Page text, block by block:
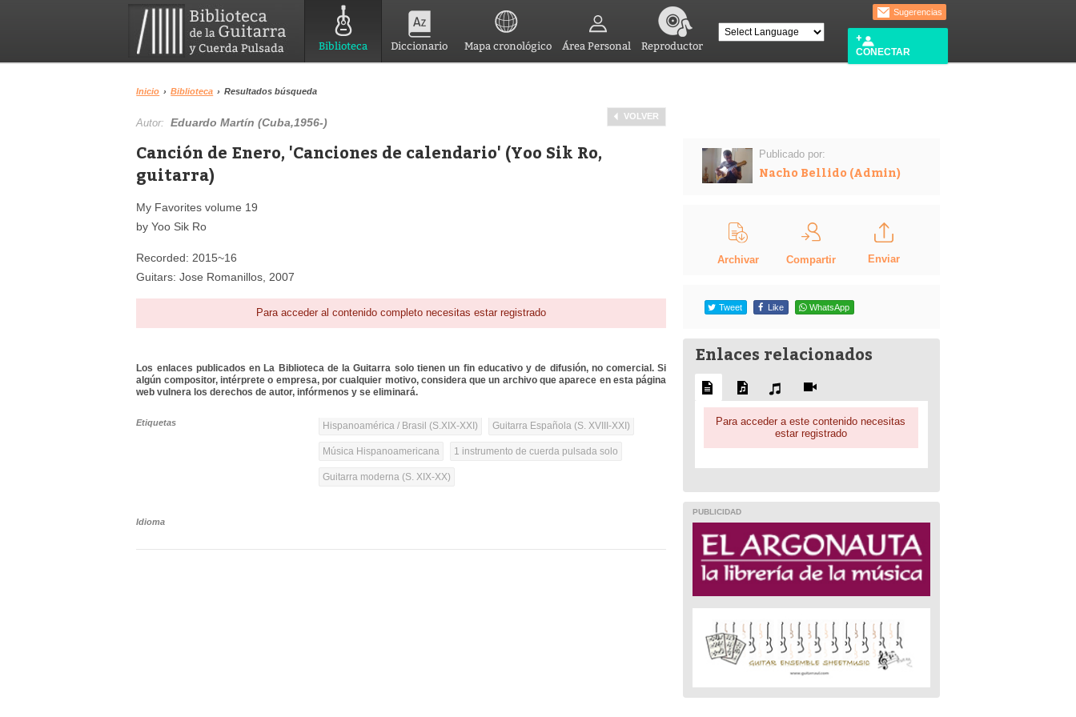
Biblioteca Diccionario Mapa cronológico Área Personal Reproductor
Sugerencias
CONECTAR
Inicio › Biblioteca › Resultados búsqueda
VOLVER
Autor:Eduardo Martín (Cuba,1956-)
Canción de Enero, 'Canciones de calendario' (Yoo Sik Ro,
guitarra)
My Favorites volume 19
by Yoo Sik Ro
Recorded: 2015~16
Guitars: Jose Romanillos, 2007
Para acceder al contenido completo necesitas estar registrado
Los enlaces publicados en La Biblioteca de la Guitarra solo tienen un fin educativo y de difusión, no comercial. Si
algún compositor, intérprete o empresa, por cualquier motivo, considera que un archivo que aparece en esta página
web vulnera los derechos de autor, infórmenos y se eliminará.
Etiquetas Hispanoamérica / Brasil (S.XIX-XXI) Guitarra Española (S. XVIII-XXI)
Música Hispanoamericana 1 instrumento de cuerda pulsada solo
Guitarra moderna (S. XIX-XX)
Idioma
Publicado por:
Nacho Bellido (Admin)
Archivar Compartir Enviar
Tweet Like WhatsApp
Enlaces relacionados
Para acceder a este contenido necesitas
estar registrado
PUBLICIDAD